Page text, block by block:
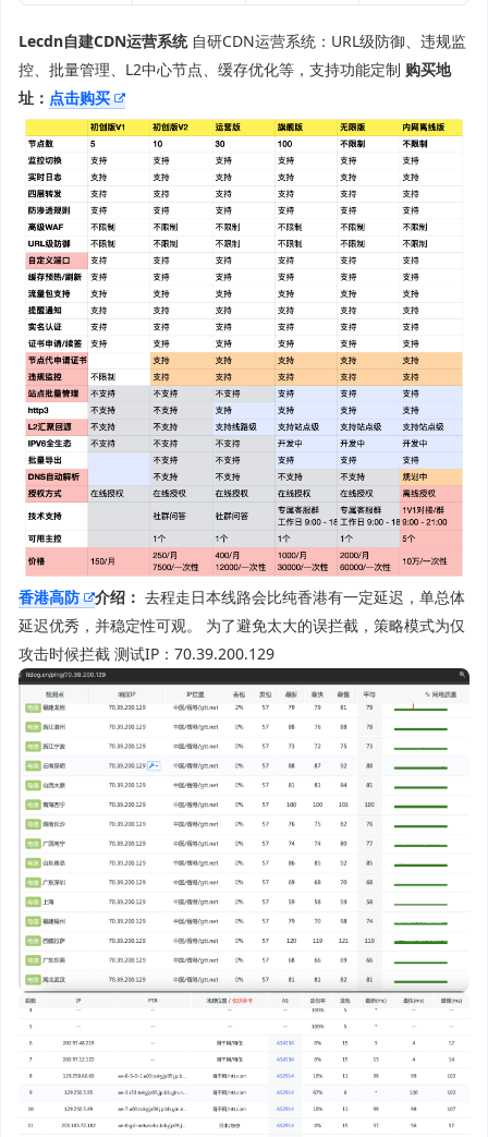
Lecdn自建CDN运营系统自研CDN运营系统：URL级防御、违规监
控、批量管理、L2中心节点、缓存优化等，支持功能定制 购买地
址： 点击购买
香港高防 介绍： 去程走日本线路会比纯香港有一定延迟，单总体
延迟优秀，并稳定性可观。 为了避免太大的误拦截，策略模式为仅
攻击时候拦截 测试IP：70.39.200.129